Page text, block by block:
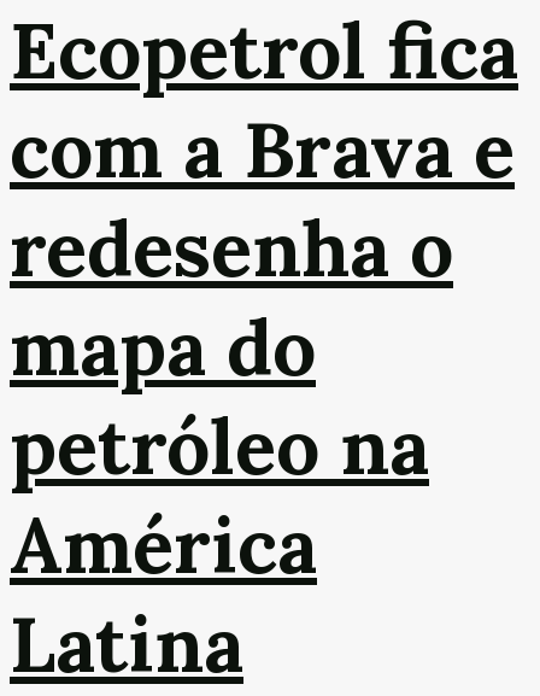
Ecopetrol fica
com a Brava e
redesenha o
mapa do
petróleo na
América
Latina